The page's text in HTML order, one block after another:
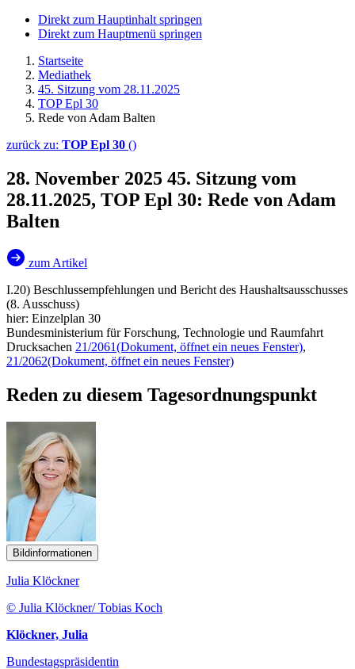
Direkt zum Hauptinhalt springen
Direkt zum Hauptmenü springen
Startseite
Mediathek
45. Sitzung vom 28.11.2025
TOP Epl 30
Rede von Adam Balten
zurück zu: TOP Epl 30 ()
28. November 2025 45. Sitzung vom
28.11.2025, TOP Epl 30: Rede von Adam
Balten
zum Artikel
I.20) Beschlussempfehlungen und Bericht des Haushaltsausschusses
(8. Ausschuss)
hier: Einzelplan 30
Bundesministerium für Forschung, Technologie und Raumfahrt
Drucksachen 21/2061(Dokument, öffnet ein neues Fenster),
21/2062(Dokument, öffnet ein neues Fenster)
Reden zu diesem Tagesordnungspunkt
Bildinformationen
Julia Klöckner
© Julia Klöckner/ Tobias Koch
Klöckner, Julia
Bundestagspräsidentin